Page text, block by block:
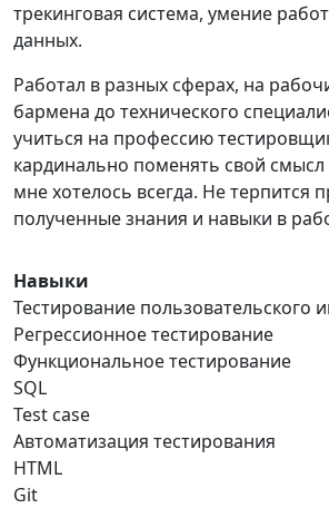
трекинговая система, умение
данных.
Работал в разных сферах, на
бармена до технического
учиться на профессию
кардинально поменять свой смысл
мне хотелось всегда. Не терпится
полученные знания и навыки в
Навыки
Тестирование пользовательского
Регрессионное тестирование
Функциональное тестирование
SQL
Test case
Автоматизация тестирования
HTML
Git